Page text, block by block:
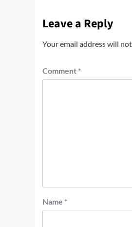
Leave a Reply
Your email address will
Comment *
Name *